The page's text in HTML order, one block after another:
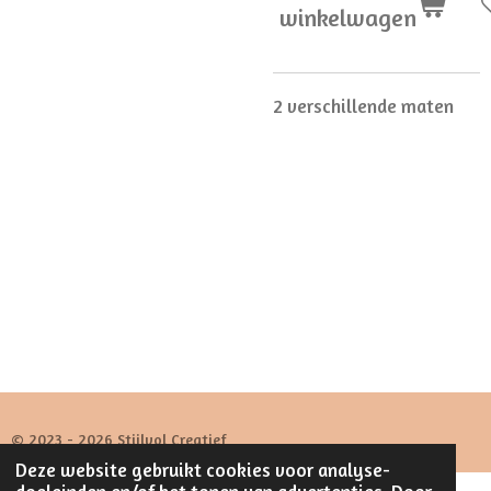
Deze website gebruikt cookies voor analyse-
winkelwagen
2 verschillende maten
© 2023 - 2026 Stijlvol Creatief